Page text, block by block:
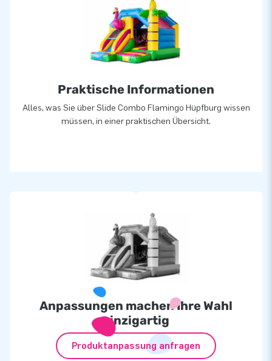
können sich auf unserem professionellen Service und die
Lieferung verlassen. Sie nennen uns auch "creators of
Praktische Informationen
Alles, was Sie über Slide Combo Flamingo Hüpfburg wissen
müssen, in einer praktischen Übersicht.
Anpassungen machen Ihre Wahl
einzigartig
Produktanpassung anfragen